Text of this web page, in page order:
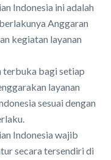
Indonesia ini adalah
Anggaran
kegiatan layanan
terbuka bagi setiap
layanan
sesuai dengan
Indonesia wajib
secara tersendiri di